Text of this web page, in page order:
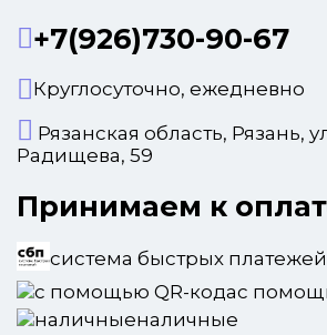
+7(926)730-90-67
Круглосуточно, ежедневно
Рязанская область, Рязань,
Радищева, 59
Принимаем к
система быстрых платежей
с
наличные